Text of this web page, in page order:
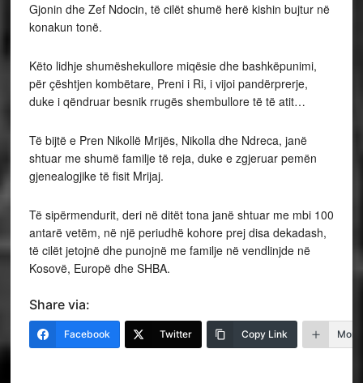
Gjonin dhe Zef Ndocin, të cilët shumë herë kishin bujtur në
konakun tonë.
Këto lidhje shumëshekullore miqësie dhe bashkëpunimi,
për çështjen kombëtare, Preni i Ri, i vijoi pandërprerje,
duke i qëndruar besnik rrugës shembullore të të atit…
Të bijtë e Pren Nikollë Mrijës, Nikolla dhe Ndreca, janë
shtuar me shumë familje të reja, duke e zgjeruar pemën
gjenealogjike të fisit Mrijaj.
Të sipërmendurit, deri në ditët tona janë shtuar me mbi 100
antarë vetëm, në një periudhë kohore prej disa dekadash,
të cilët jetojnë dhe punojnë me familje në vendlinjde në
Kosovë, Europë dhe SHBA.
Share via:
Facebook Twitter Copy Link More